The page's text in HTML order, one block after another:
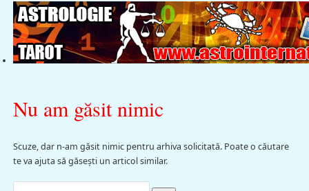
Nu am găsit nimic
Scuze, dar n-am găsit nimic pentru arhiva solicitată. Poate o căutare
te va ajuta să găsești un articol similar.